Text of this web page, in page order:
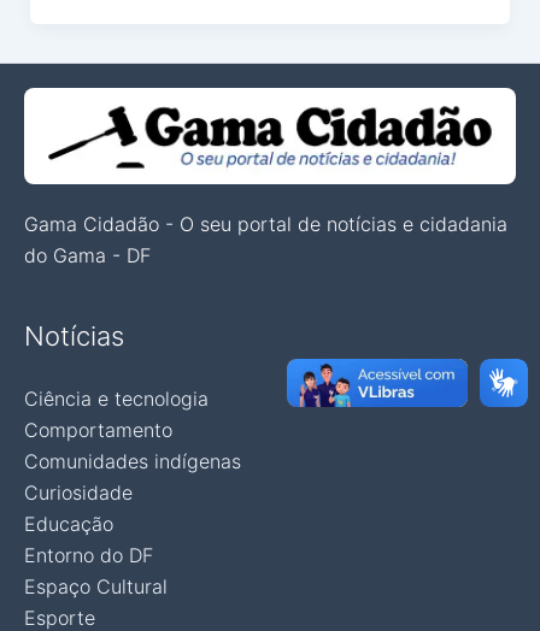
Gama Cidadão - O seu portal de notícias e cidadania
do Gama - DF
Notícias
Ciência e tecnologia
Comportamento
Comunidades indígenas
Curiosidade
Educação
Entorno do DF
Espaço Cultural
Esporte